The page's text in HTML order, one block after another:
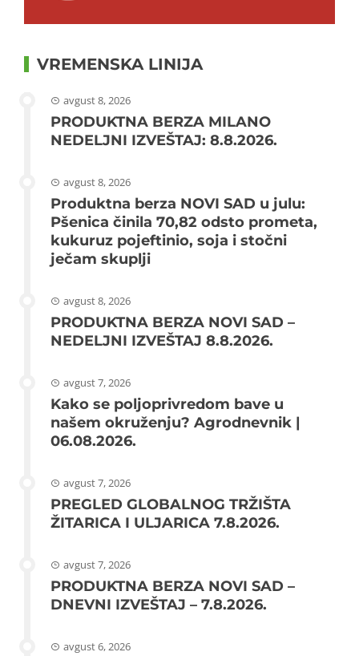
VREMENSKA LINIJA
avgust 8, 2026
PRODUKTNA BERZA MILANO
NEDELJNI IZVEŠTAJ: 8.8.2026.
avgust 8, 2026
Produktna berza NOVI SAD u julu:
Pšenica činila 70,82 odsto prometa,
kukuruz pojeftinio, soja i stočni
ječam skuplji
avgust 8, 2026
PRODUKTNA BERZA NOVI SAD –
NEDELJNI IZVEŠTAJ 8.8.2026.
avgust 7, 2026
Kako se poljoprivredom bave u
našem okruženju? Agrodnevnik |
06.08.2026.
avgust 7, 2026
PREGLED GLOBALNOG TRŽIŠTA
ŽITARICA I ULJARICA 7.8.2026.
avgust 7, 2026
PRODUKTNA BERZA NOVI SAD –
DNEVNI IZVEŠTAJ – 7.8.2026.
avgust 6, 2026